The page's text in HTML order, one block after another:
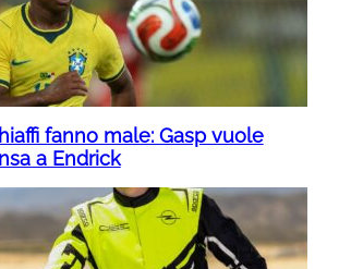
fanno male: Gasp vuole
a Endrick